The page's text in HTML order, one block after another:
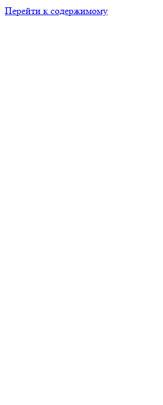
Перейти к содержимому